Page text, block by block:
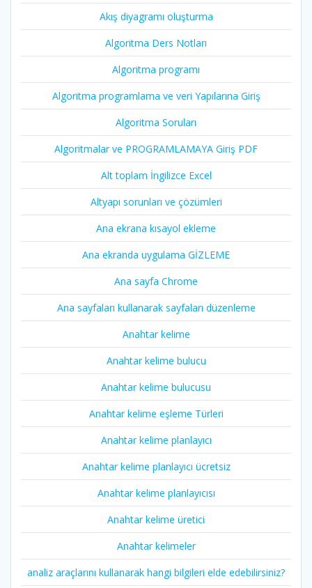
Akış diyagramı oluşturma
Algoritma Ders Notları
Algoritma programı
Algoritma programlama ve veri Yapılarına Giriş
Algoritma Soruları
Algoritmalar ve PROGRAMLAMAYA Giriş PDF
Alt toplam İngilizce Excel
Altyapı sorunları ve çözümleri
Ana ekrana kısayol ekleme
Ana ekranda uygulama GİZLEME
Ana sayfa Chrome
Ana sayfaları kullanarak sayfaları düzenleme
Anahtar kelime
Anahtar kelime bulucu
Anahtar kelime bulucusu
Anahtar kelime eşleme Türleri
Anahtar kelime planlayıcı
Anahtar kelime planlayıcı ücretsiz
Anahtar kelime planlayıcısı
Anahtar kelime üretici
Anahtar kelimeler
analiz araçlarını kullanarak hangi bilgileri elde edebilirsiniz?